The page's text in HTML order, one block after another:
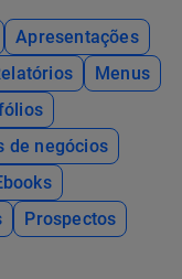
Apresentações
Menus
de negócios
Prospectos